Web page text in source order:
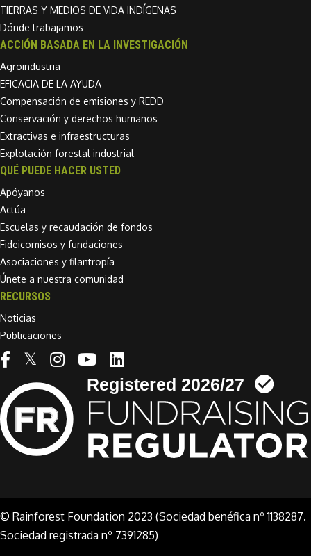
TIERRAS Y MEDIOS DE VIDA INDÍGENAS
Dónde trabajamos
ACCIÓN BASADA EN LA INVESTIGACIÓN
Agroindustria
EFICACIA DE LA AYUDA
Compensación de emisiones y REDD
Conservación y derechos humanos
Extractivas e infraestructuras
Explotación forestal industrial
QUÉ PUEDE HACER USTED
Apóyanos
Actúa
Escuelas y recaudación de fondos
Fideicomisos y fundaciones
Asociaciones y filantropía
Únete a nuestra comunidad
RECURSOS
Noticias
Publicaciones
Linkedin link
© Rainforest Foundation 2023 (Sociedad benéfica nº 1138287.
Sociedad registrada nº 7391285)